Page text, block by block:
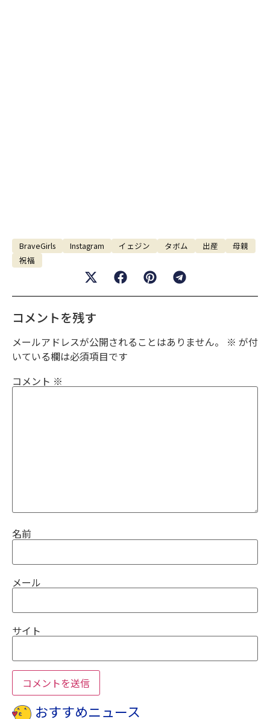
BraveGirls Instagram イェジン タボム 出産
母親
祝福
コメントを残す
メールアドレスが公開されることはありません。 ※ が付
いている欄は必須項目です
コメント ※
名前
メール
サイト
おすすめニュース